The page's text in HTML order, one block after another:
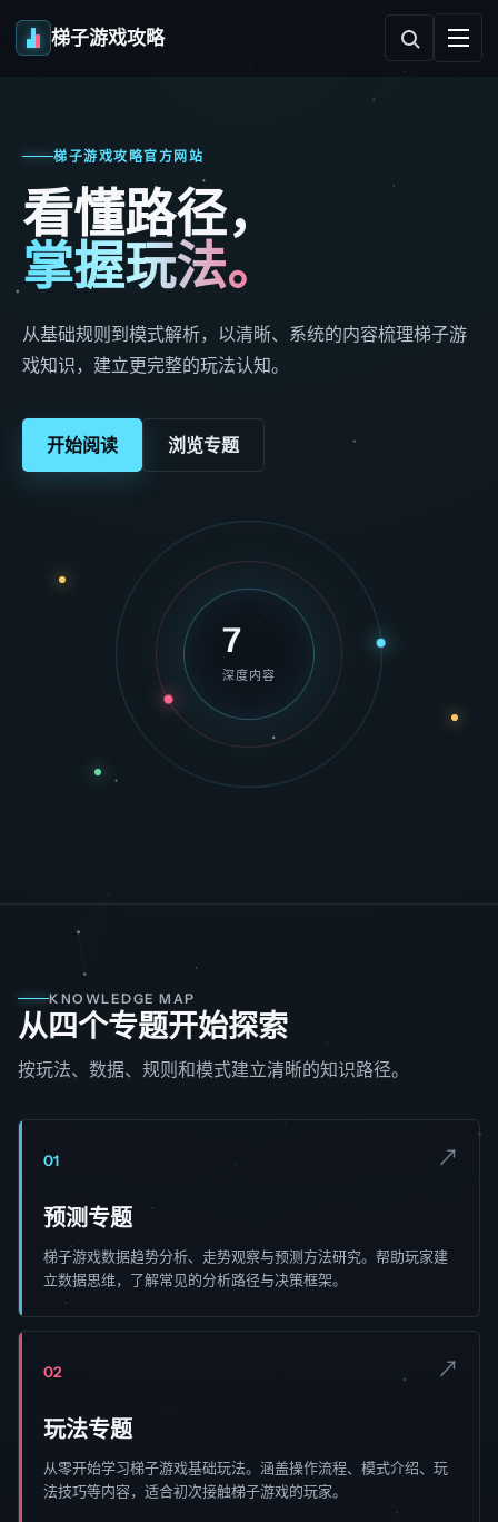
梯子游戏攻略
梯子游戏攻略官方网站
看懂路径，
掌握玩法。
从基础规则到模式解析，以清晰、系统的内容梳理梯子游
戏知识，建立更完整的玩法认知。
开始阅读 浏览专题
7
深度内容
KNOWLEDGE MAP
从四个专题开始探索
按玩法、数据、规则和模式建立清晰的知识路径。
01 ↗
预测专题
梯子游戏数据趋势分析、走势观察与预测方法研究。帮助玩家建
立数据思维，了解常见的分析路径与决策框架。
02 ↗
玩法专题
从零开始学习梯子游戏基础玩法。涵盖操作流程、模式介绍、玩
法技巧等内容，适合初次接触梯子游戏的玩家。